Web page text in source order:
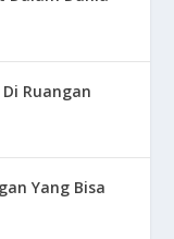
Ruangan
Yang Bisa